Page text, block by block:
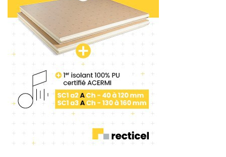
Toutes les informations sur cette Journée de
prévention 2019 sont à retrouver sur le
Internetde la FFB.
Tags: Journée de la prévention Cnam
Carsat Frédéric Reynier
FFB
Jacques Chanut
OPPBTP